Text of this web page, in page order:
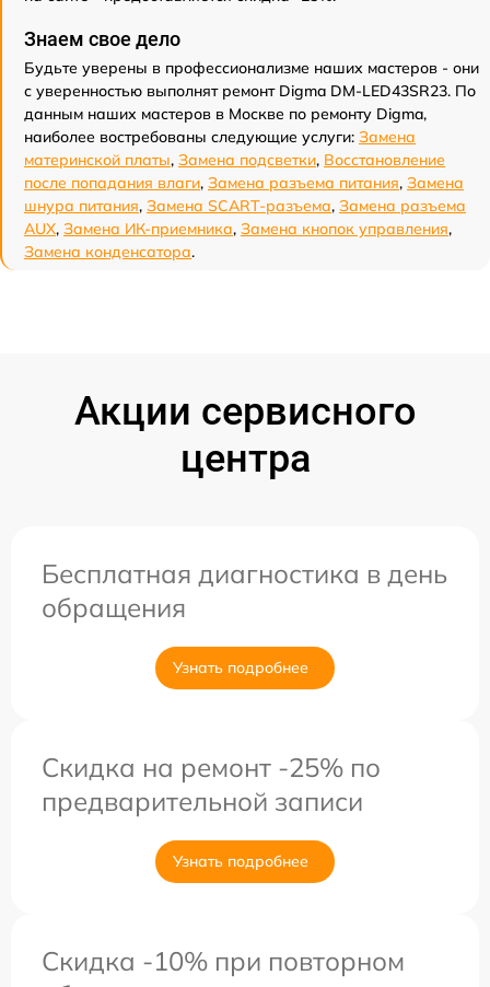
Знаем свое дело
Будьте уверены в профессионализме наших мастеров - они
с уверенностью выполнят ремонт Digma DM-LED43SR23. По
данным наших мастеров в Москве по ремонту Digma,
наиболее востребованы следующие услуги: Замена
материнской платы, Замена подсветки, Восстановление
после попадания влаги, Замена разъема питания, Замена
шнура питания, Замена SCART-разъема, Замена разъема
AUX, Замена ИК-приемника, Замена кнопок управления,
Замена конденсатора.
Акции сервисного
центра
Бесплатная диагностика в день
обращения
Узнать подробнее
Скидка на ремонт -25% по
предварительной записи
Узнать подробнее
Скидка -10% при повторном